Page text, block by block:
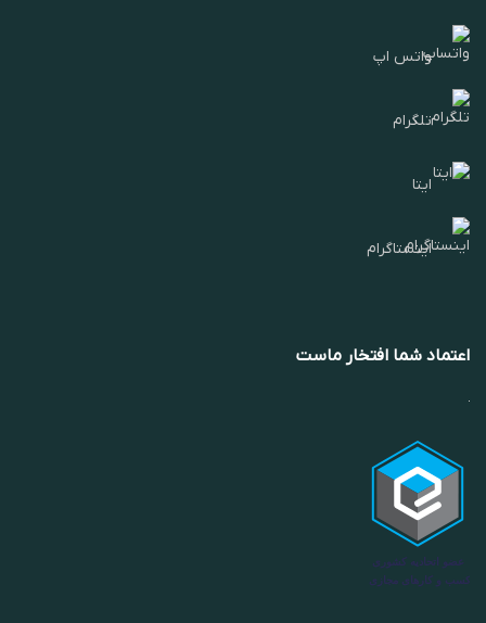
واتس اپ
تلگرام
ایتا
اینستاگرام
اعتماد شما افتخار ماست